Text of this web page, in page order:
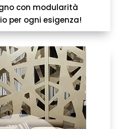
con modularità
per ogni esigenza!